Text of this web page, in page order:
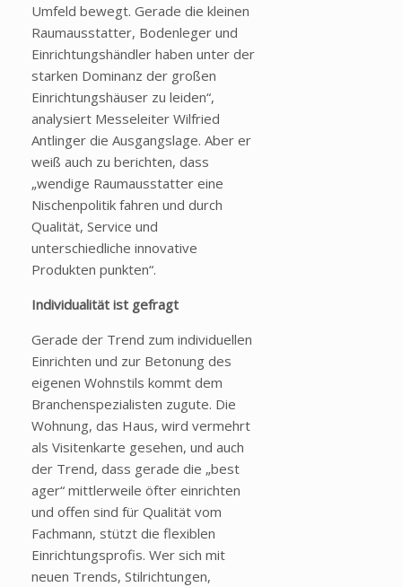
Umfeld bewegt. Gerade die kleinen
Raumausstatter, Bodenleger und
Einrichtungshändler haben unter der
starken Dominanz der großen
Einrichtungshäuser zu leiden“,
analysiert Messeleiter Wilfried
Antlinger die Ausgangslage. Aber er
weiß auch zu berichten, dass
„wendige Raumausstatter eine
Nischenpolitik fahren und durch
Qualität, Service und
unterschiedliche innovative
Produkten punkten“.
Individualität ist gefragt
Gerade der Trend zum individuellen
Einrichten und zur Betonung des
eigenen Wohnstils kommt dem
Branchenspezialisten zugute. Die
Wohnung, das Haus, wird vermehrt
als Visitenkarte gesehen, und auch
der Trend, dass gerade die „best
ager“ mittlerweile öfter einrichten
und offen sind für Qualität vom
Fachmann, stützt die flexiblen
Einrichtungsprofis. Wer sich mit
neuen Trends, Stilrichtungen,